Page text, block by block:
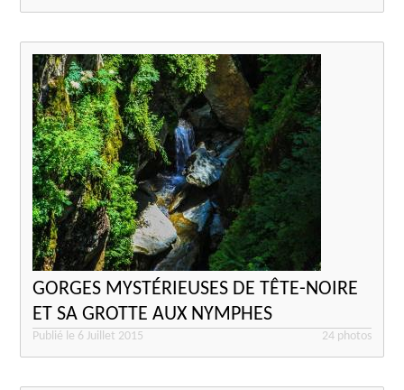
GORGES MYSTÉRIEUSES DE TÊTE-NOIRE
ET SA GROTTE AUX NYMPHES
Publié le 6 Juillet 2015 24 photos